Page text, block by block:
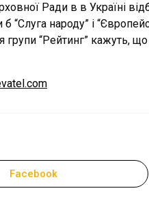
Ради в в Україні
“Слуга народу” і
групи “Рейтинг” кажуть,
Відкрити
в
Facebook